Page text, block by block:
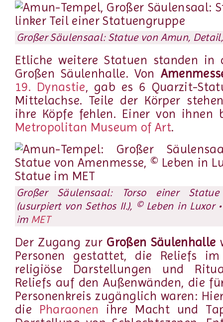
Großer Säulensaal: Statue von Amun,
Etliche weitere Statuen standen in
Großen Säulenhalle. Von
19. Dynastie, gab es 6 Quarzit-
Mittelachse. Teile der Körper
ihre Köpfe fehlen. Einer von ihnen
Metropolitan Museum of Art.
Großer Säulensaal: Torso einer
(usurpiert von Sethos II.), © Leben in Luxor
im MET
Der Zugang zur Großen Säulenhalle
Personen gestattet, die Reliefs
religiöse Darstellungen und
Reliefs auf den Außenwänden, die
Personenkreis zugänglich waren:
die Pharaonen ihre Macht und